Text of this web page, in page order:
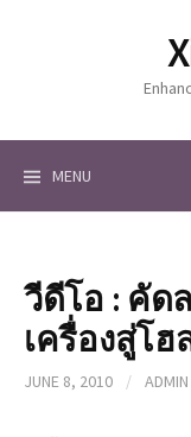
o
MENU
วีดีโอ : คัด
เครื่องสู่โฮ
JUNE 8, 2010 / ADMIN